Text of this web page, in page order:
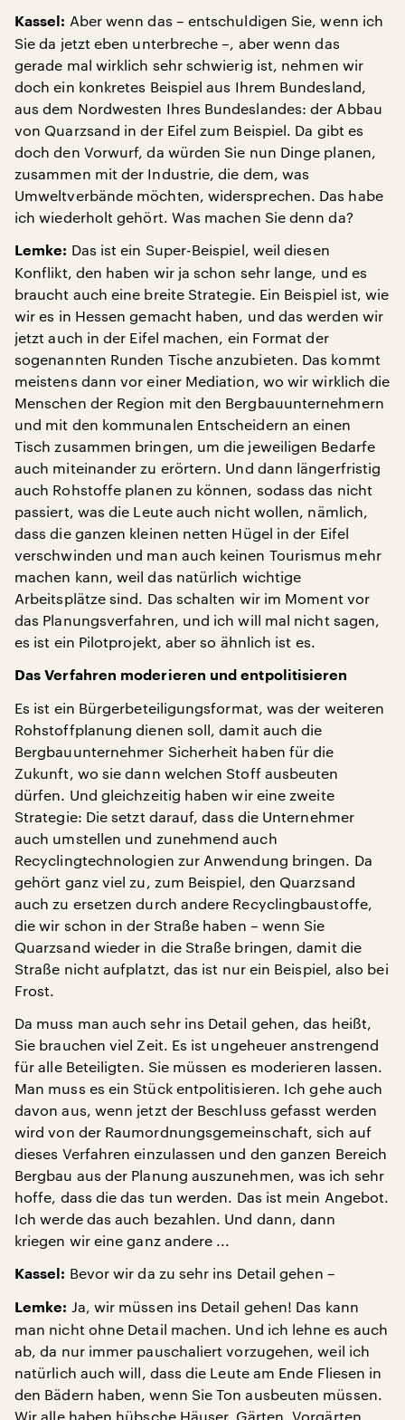
Kassel: Aber wenn das – entschuldigen Sie, wenn ich
Sie da jetzt eben unterbreche –, aber wenn das
gerade mal wirklich sehr schwierig ist, nehmen wir
doch ein konkretes Beispiel aus Ihrem Bundesland,
aus dem Nordwesten Ihres Bundeslandes: der Abbau
von Quarzsand in der Eifel zum Beispiel. Da gibt es
doch den Vorwurf, da würden Sie nun Dinge planen,
zusammen mit der Industrie, die dem, was
Umweltverbände möchten, widersprechen. Das habe
ich wiederholt gehört. Was machen Sie denn da?
Lemke: Das ist ein Super-Beispiel, weil diesen
Konflikt, den haben wir ja schon sehr lange, und es
braucht auch eine breite Strategie. Ein Beispiel ist, wie
wir es in Hessen gemacht haben, und das werden wir
jetzt auch in der Eifel machen, ein Format der
sogenannten Runden Tische anzubieten. Das kommt
meistens dann vor einer Mediation, wo wir wirklich die
Menschen der Region mit den Bergbauunternehmern
und mit den kommunalen Entscheidern an einen
Tisch zusammen bringen, um die jeweiligen Bedarfe
auch miteinander zu erörtern. Und dann längerfristig
auch Rohstoffe planen zu können, sodass das nicht
passiert, was die Leute auch nicht wollen, nämlich,
dass die ganzen kleinen netten Hügel in der Eifel
verschwinden und man auch keinen Tourismus mehr
machen kann, weil das natürlich wichtige
Arbeitsplätze sind. Das schalten wir im Moment vor
das Planungsverfahren, und ich will mal nicht sagen,
es ist ein Pilotprojekt, aber so ähnlich ist es.
Das Verfahren moderieren und entpolitisieren
Es ist ein Bürgerbeteiligungsformat, was der weiteren
Rohstoffplanung dienen soll, damit auch die
Bergbauunternehmer Sicherheit haben für die
Zukunft, wo sie dann welchen Stoff ausbeuten
dürfen. Und gleichzeitig haben wir eine zweite
Strategie: Die setzt darauf, dass die Unternehmer
auch umstellen und zunehmend auch
Recyclingtechnologien zur Anwendung bringen. Da
gehört ganz viel zu, zum Beispiel, den Quarzsand
auch zu ersetzen durch andere Recyclingbaustoffe,
die wir schon in der Straße haben – wenn Sie
Quarzsand wieder in die Straße bringen, damit die
Straße nicht aufplatzt, das ist nur ein Beispiel, also bei
Frost.
Da muss man auch sehr ins Detail gehen, das heißt,
Sie brauchen viel Zeit. Es ist ungeheuer anstrengend
für alle Beteiligten. Sie müssen es moderieren lassen.
Man muss es ein Stück entpolitisieren. Ich gehe auch
davon aus, wenn jetzt der Beschluss gefasst werden
wird von der Raumordnungsgemeinschaft, sich auf
dieses Verfahren einzulassen und den ganzen Bereich
Bergbau aus der Planung auszunehmen, was ich sehr
hoffe, dass die das tun werden. Das ist mein Angebot.
Ich werde das auch bezahlen. Und dann, dann
kriegen wir eine ganz andere ...
Kassel: Bevor wir da zu sehr ins Detail gehen –
Lemke: Ja, wir müssen ins Detail gehen! Das kann
man nicht ohne Detail machen. Und ich lehne es auch
ab, da nur immer pauschaliert vorzugehen, weil ich
natürlich auch will, dass die Leute am Ende Fliesen in
den Bädern haben, wenn Sie Ton ausbeuten müssen.
Wir alle haben hübsche Häuser, Gärten, Vorgärten,